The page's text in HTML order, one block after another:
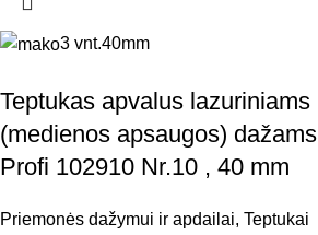
3 vnt.40mm
Teptukas apvalus lazuriniams
(medienos apsaugos) dažams
Profi 102910 Nr.10 , 40 mm
Priemonės dažymui ir apdailai, Teptukai